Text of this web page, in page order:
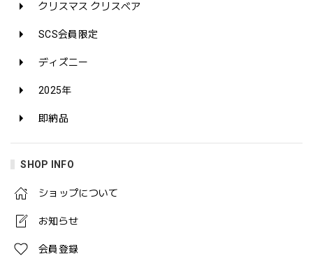
クリスマス クリスベア
SCS会員限定
ディズニー
2025年
即納品
SHOP INFO
ショップについて
お知らせ
会員登録